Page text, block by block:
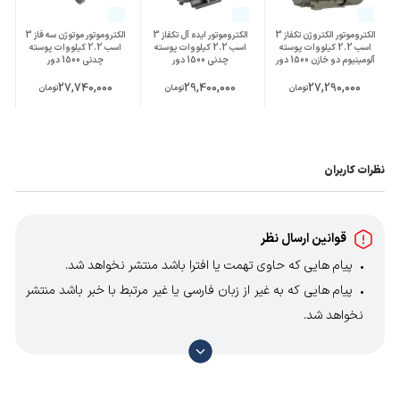
الکتروموتور الکتروژن تکفاز 3
اسب 2.2 کیلووات پوسته
آلومینیوم دو خازن 1500 دور
27,290,000تومان
الکتروموتور ایده آل تکفاز 3
اسب 2.2 کیلووات پوسته
چدنی 1500 دور
29,400,000تومان
الکتروموتور موتوژن سه فاز 3
اسب 2.2 کیلووات پوسته
چدنی 1500 دور
27,740,000تومان
نظرات کاربران
قوانین ارسال نظر
پیام هایی که حاوی تهمت یا افترا باشد منتشر نخواهد شد.
پیام هایی که به غیر از زبان فارسی یا غیر مرتبط با خبر باشد منتشر
نخواهد شد.
با توجه به آن که امکان موافقت یا مخالفت با محتوای نظرات
وجود دارد، معمولا نظراتی که محتوای مشابه دارند، انتشار نمی‌یابند